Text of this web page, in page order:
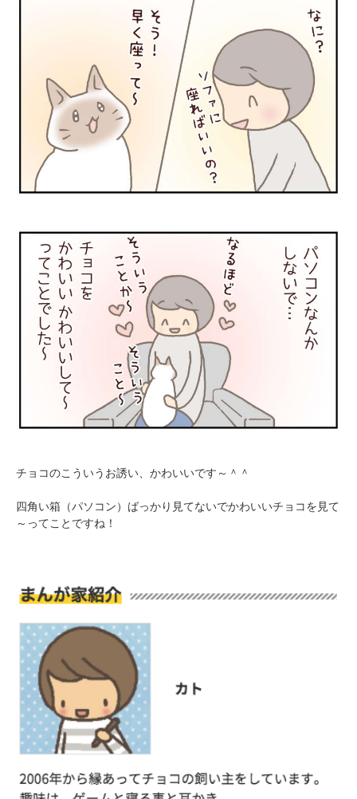
チョコのこういうお誘い、かわいいです～＾＾
四角い箱（パソコン）ばっかり見てないでかわいいチョコを見て
～ってことですね！
閉じる
pecodogs
いぬ部をフォロー
pecocats
ねこ部をフォロー
PECOアプリをダウンロード済みの方
アプリで開く
アプリをダウンロードする